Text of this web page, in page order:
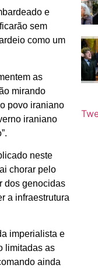
e
sem
como um
as
mirando
povo iraniano
iraniano
neste
chorar pelo
dos genocidas
a infraestrutura
imperialista e
limitadas as
ainda